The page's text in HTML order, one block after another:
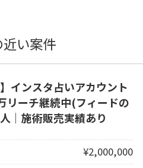
い案件
インスタ占いアカウント
リーチ継続中(フィードの
｜施術販売実績あり
¥2,000,000